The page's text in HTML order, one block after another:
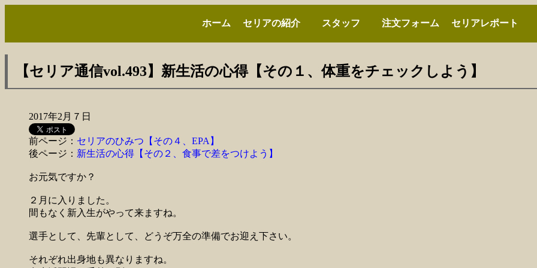
ホーム セリアの紹介 スタッフ 注文フォーム セリアレポート
【セリア通信vol.493】新生活の心得【その１、体重をチェックしよう】
2017年2月７日
前ページ： セリアのひみつ【その４、EPA】
後ページ： 新生活の心得【その２、食事で差をつけよう】
お元気ですか？
２月に入りました。
間もなく新入生がやって来ますね。
選手として、先輩として、どうぞ万全の準備でお迎え下さい。
それぞれ出身地も異なりますね。